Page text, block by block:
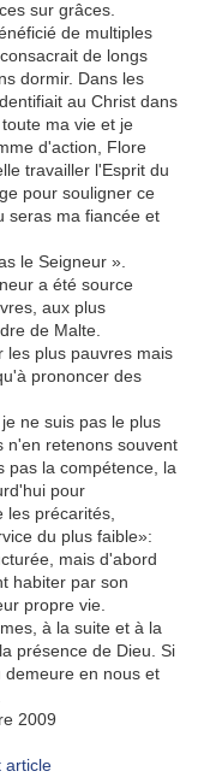
sur grâces.
de multiples
de longs
dormir. Dans les
au Christ dans
ma vie et je
d'action, Flore
travailler l'Esprit du
pour souligner ce
seras ma fiancée et
le Seigneur ».
a été source
aux plus
de Malte.
les plus pauvres mais
prononcer des
ne suis pas le plus
n'en retenons souvent
pas la compétence, la
pour
précarités,
du plus faible»:
mais d'abord
habiter par son
propre vie.
à la suite et à la
présence de Dieu. Si
demeure en nous et
2009
article